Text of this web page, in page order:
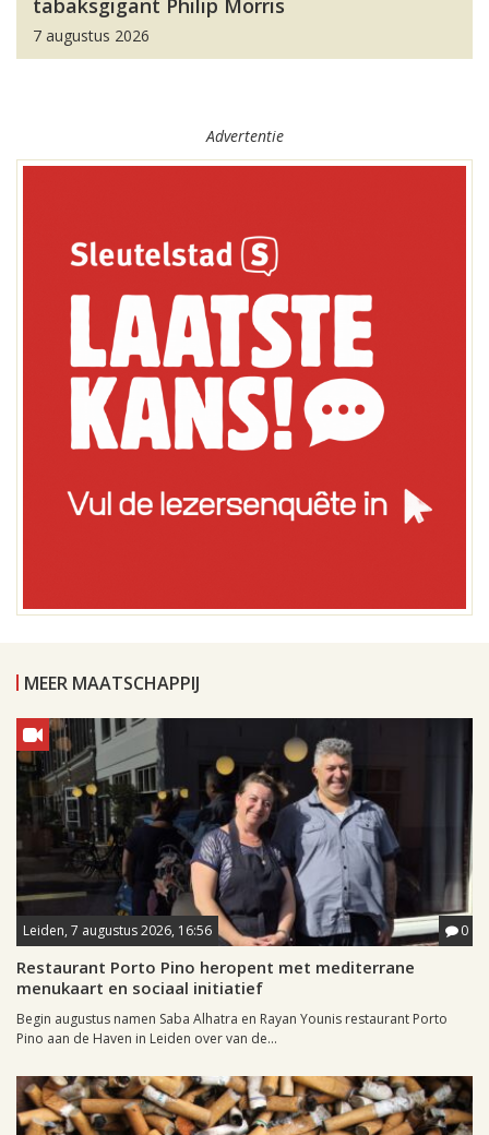
tabaksgigant Philip Morris
7 augustus 2026
Advertentie
MEER MAATSCHAPPIJ
Leiden, 7 augustus 2026, 16:56 0
Restaurant Porto Pino heropent met mediterrane
menukaart en sociaal initiatief
Begin augustus namen Saba Alhatra en Rayan Younis restaurant Porto
Pino aan de Haven in Leiden over van de...